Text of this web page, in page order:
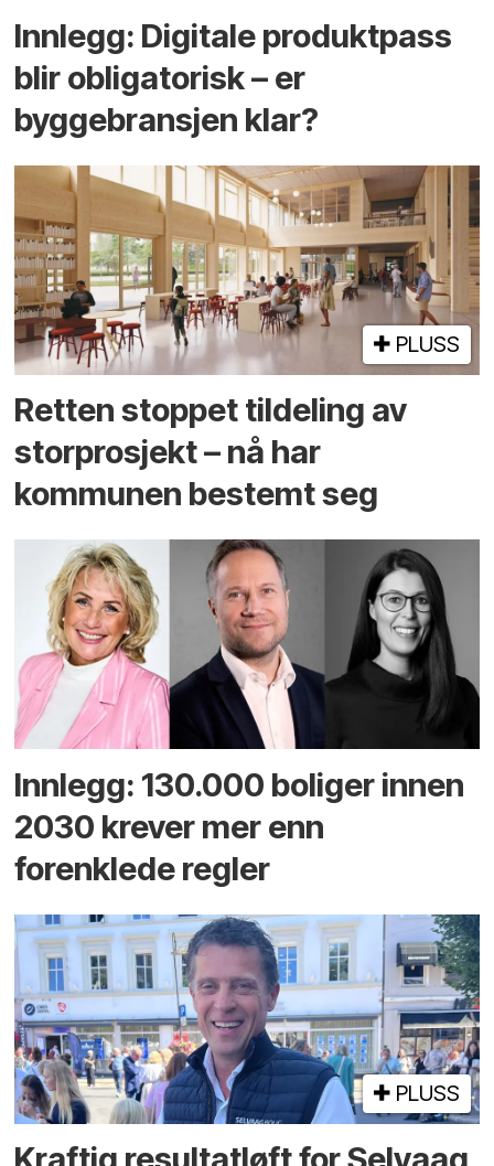
Innlegg: Digitale produktpass
blir obligatorisk – er
byggebransjen klar?
PLUSS
Retten stoppet tildeling av
storprosjekt – nå har
kommunen bestemt seg
Innlegg: 130.000 boliger innen
2030 krever mer enn
forenklede regler
PLUSS